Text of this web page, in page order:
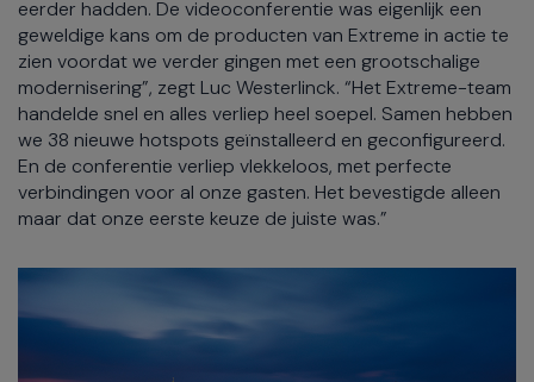
eerder hadden. De videoconferentie was eigenlijk een
geweldige kans om de producten van Extreme in actie te
zien voordat we verder gingen met een grootschalige
modernisering”, zegt Luc Westerlinck. “Het Extreme-team
handelde snel en alles verliep heel soepel. Samen hebben
we 38 nieuwe hotspots geïnstalleerd en geconfigureerd.
En de conferentie verliep vlekkeloos, met perfecte
verbindingen voor al onze gasten. Het bevestigde alleen
maar dat onze eerste keuze de juiste was.”